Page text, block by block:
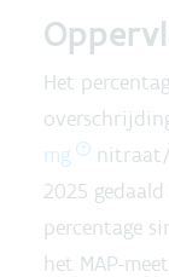
Het
mg
nitraat/
2025
percentage
het MAP-